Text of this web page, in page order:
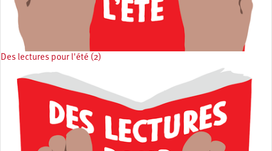
Des lectures pour l'été (2)